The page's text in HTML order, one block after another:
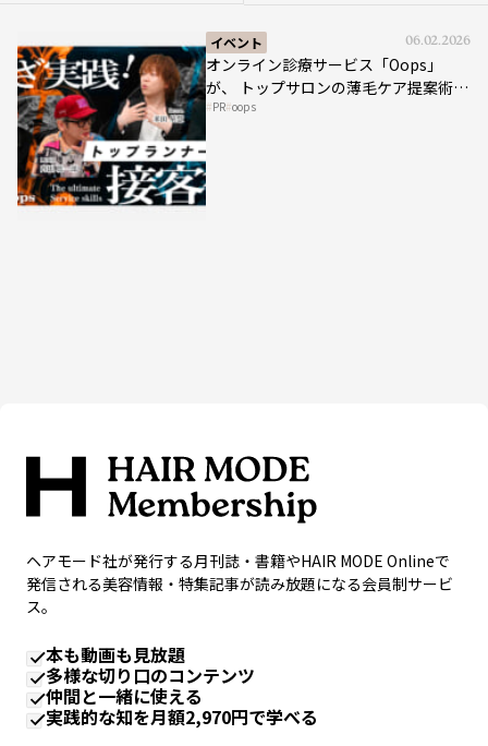
イベント 06.02.2026
オンライン診療サービス「Oops」
が、 トップサロンの薄毛ケア提案術を
HAIRCAMPで公開！
PR oops
ヘアモード社が発行する月刊誌・書籍やHAIR MODE Onlineで
発信される美容情報・特集記事が読み放題になる会員制サービ
ス。
本も動画も見放題
多様な切り口のコンテンツ
仲間と一緒に使える
実践的な知を月額2,970円で学べる